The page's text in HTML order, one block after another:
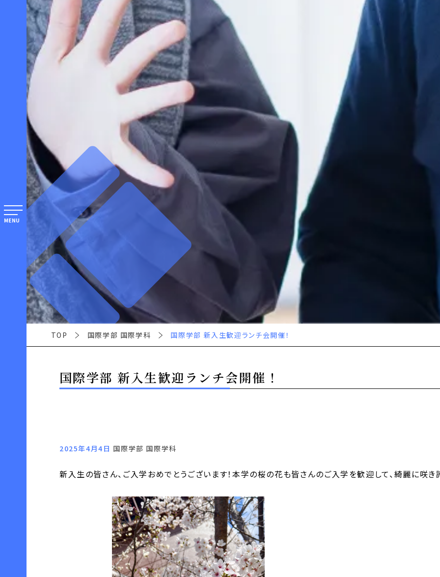
MENU
TOP 国際学部 国際学科 国際学部 新入生歓迎ランチ会開催！
国際学部 新入生歓迎ランチ会開催！
2025年4月4日 国際学部 国際学科
新入生の皆さん、ご入学おめでとうございます！本学の桜の花も皆さんのご入学を歓迎して、綺麗に咲